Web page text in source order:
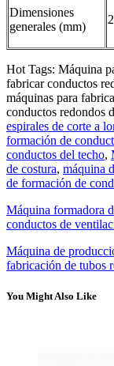
Dimensiones
generales (mm)
Hot Tags: Máquina
fabricar conductos
máquinas para
conductos redondos
espirales de corte a
formación de
conductos del techo,
de costura, máquina
de formación de
Máquina formadora
conductos de
Máquina de
fabricación de tubos
You Might Also Like